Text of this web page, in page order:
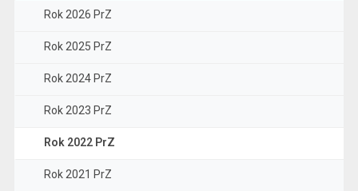
Rok 2026 PrZ
Rok 2025 PrZ
Rok 2024 PrZ
Rok 2023 PrZ
Rok 2022 PrZ
Rok 2021 PrZ